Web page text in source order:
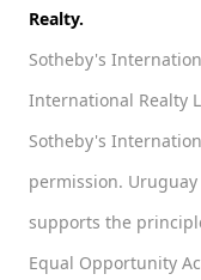
Realty.
Sotheby's
International Realty
Sotheby's
permission.
supports the
Equal Opportunity